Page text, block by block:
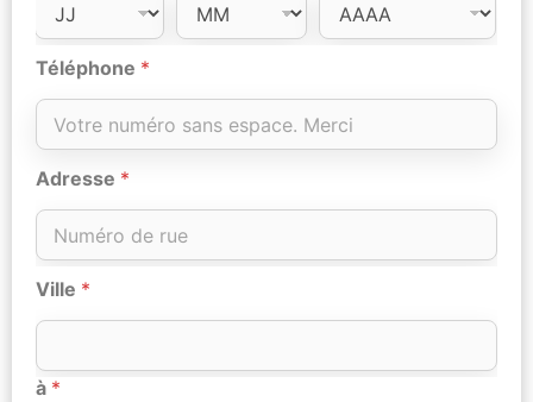
Téléphone *
Adresse *
Ville *
à *